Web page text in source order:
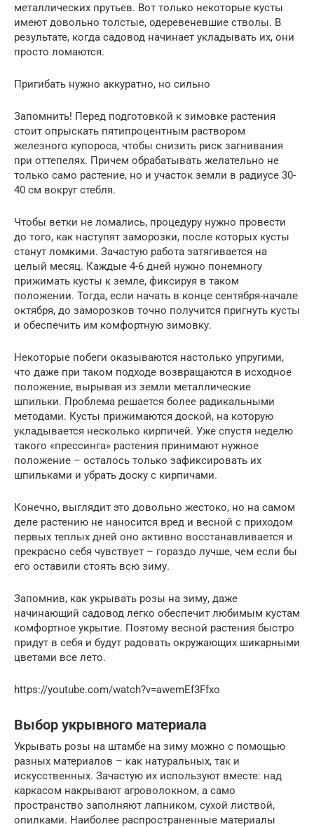
металлических прутьев. Вот только некоторые кусты
имеют довольно толстые, одеревеневшие стволы. В
результате, когда садовод начинает укладывать их, они
просто ломаются.
Пригибать нужно аккуратно, но сильно
Запомнить! Перед подготовкой к зимовке растения
стоит опрыскать пятипроцентным раствором
железного купороса, чтобы снизить риск загнивания
при оттепелях. Причем обрабатывать желательно не
только само растение, но и участок земли в радиусе 30-
40 см вокруг стебля.
Чтобы ветки не ломались, процедуру нужно провести
до того, как наступят заморозки, после которых кусты
станут ломкими. Зачастую работа затягивается на
целый месяц. Каждые 4-6 дней нужно понемногу
прижимать кусты к земле, фиксируя в таком
положении. Тогда, если начать в конце сентября-начале
октября, до заморозков точно получится пригнуть кусты
и обеспечить им комфортную зимовку.
Некоторые побеги оказываются настолько упругими,
что даже при таком подходе возвращаются в исходное
положение, вырывая из земли металлические
шпильки. Проблема решается более радикальными
методами. Кусты прижимаются доской, на которую
укладывается несколько кирпичей. Уже спустя неделю
такого «прессинга» растения принимают нужное
положение – осталось только зафиксировать их
шпильками и убрать доску с кирпичами.
Конечно, выглядит это довольно жестоко, но на самом
деле растению не наносится вред и весной с приходом
первых теплых дней оно активно восстанавливается и
прекрасно себя чувствует – гораздо лучше, чем если бы
его оставили стоять всю зиму.
Запомнив, как укрывать розы на зиму, даже
начинающий садовод легко обеспечит любимым кустам
комфортное укрытие. Поэтому весной растения быстро
придут в себя и будут радовать окружающих шикарными
цветами все лето.
https://youtube.com/watch?v=awemEf3Ffxo
Выбор укрывного материала
Укрывать розы на штамбе на зиму можно с помощью
разных материалов – как натуральных, так и
искусственных. Зачастую их используют вместе: над
каркасом накрывают агроволокном, а само
пространство заполняют лапником, сухой листвой,
опилками. Наиболее распространенные материалы